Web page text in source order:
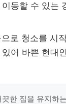
동할 수 있는
로 청소를 시
어 바쁜 현대
한 집을 유지하